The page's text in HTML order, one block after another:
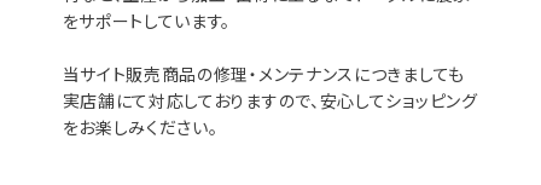
をサポートしています。
当サイト販売商品の修理・メンテナンスにつきましても
実店舗にて対応しておりますので、安心してショッピング
をお楽しみください。